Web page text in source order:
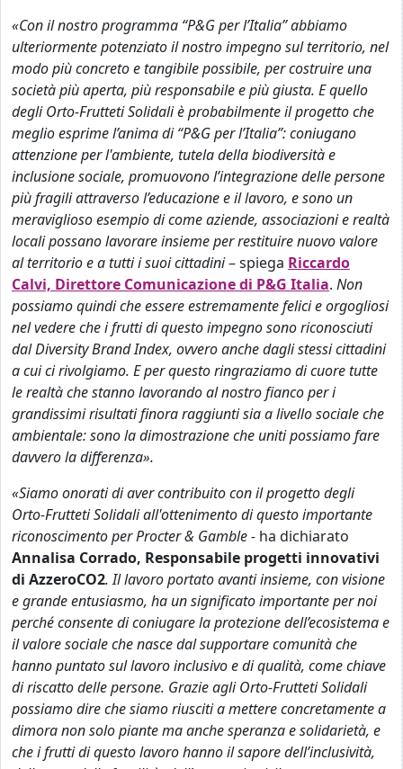
«Con il nostro programma “P&G per l’Italia” abbiamo
ulteriormente potenziato il nostro impegno sul territorio, nel
modo più concreto e tangibile possibile, per costruire una
società più aperta, più responsabile e più giusta. E quello
degli Orto-Frutteti Solidali è probabilmente il progetto che
meglio esprime l’anima di “P&G per l’Italia”: coniugano
attenzione per l'ambiente, tutela della biodiversità e
inclusione sociale, promuovono l’integrazione delle persone
più fragili attraverso l’educazione e il lavoro, e sono un
meraviglioso esempio di come aziende, associazioni e realtà
locali possano lavorare insieme per restituire nuovo valore
al territorio e a tutti i suoi cittadini– spiega Riccardo
Calvi, Direttore Comunicazione di P&G Italia. Non
possiamo quindi che essere estremamente felici e orgogliosi
nel vedere che i frutti di questo impegno sono riconosciuti
dal Diversity Brand Index, ovvero anche dagli stessi cittadini
a cui ci rivolgiamo. E per questo ringraziamo di cuore tutte
le realtà che stanno lavorando al nostro fianco per i
grandissimi risultati finora raggiunti sia a livello sociale che
ambientale: sono la dimostrazione che uniti possiamo fare
davvero la differenza».
«Siamo onorati di aver contribuito con il progetto degli
Orto-Frutteti Solidali all'ottenimento di questo importante
riconoscimento per Procter & Gamble - ha dichiarato
Annalisa Corrado, Responsabile progetti innovativi
di AzzeroCO2. Il lavoro portato avanti insieme, con visione
e grande entusiasmo, ha un significato importante per noi
perché consente di coniugare la protezione dell’ecosistema e
il valore sociale che nasce dal supportare comunità che
hanno puntato sul lavoro inclusivo e di qualità, come chiave
di riscatto delle persone. Grazie agli Orto-Frutteti Solidali
possiamo dire che siamo riusciti a mettere concretamente a
dimora non solo piante ma anche speranza e solidarietà, e
che i frutti di questo lavoro hanno il sapore dell’inclusività,